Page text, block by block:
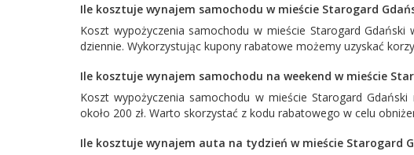
Ile kosztuje wynajem samochodu w mieście Starogard
Koszt wypożyczenia samochodu w mieście Starogard Gdański
dziennie. Wykorzystując kupony rabatowe możemy uzyskać
Ile kosztuje wynajem samochodu na weekend w mieście
Koszt wypożyczenia samochodu w mieście Starogard Gdański
około 200 zł. Warto skorzystać z kodu rabatowego w celu
Ile kosztuje wynajem auta na tydzień w mieście Starogard